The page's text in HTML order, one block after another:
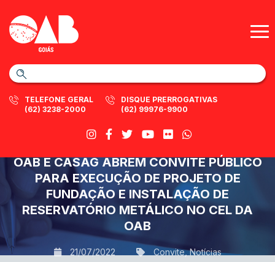
TELEFONE GERAL
(62) 3238-2000
DISQUE PRERROGATIVAS
(62) 99976-9900
OAB E CASAG ABREM CONVITE PÚBLICO
PARA EXECUÇÃO DE PROJETO DE
FUNDAÇÃO E INSTALAÇÃO DE
RESERVATÓRIO METÁLICO NO CEL DA
OAB
21/07/2022 Convite,Notícias